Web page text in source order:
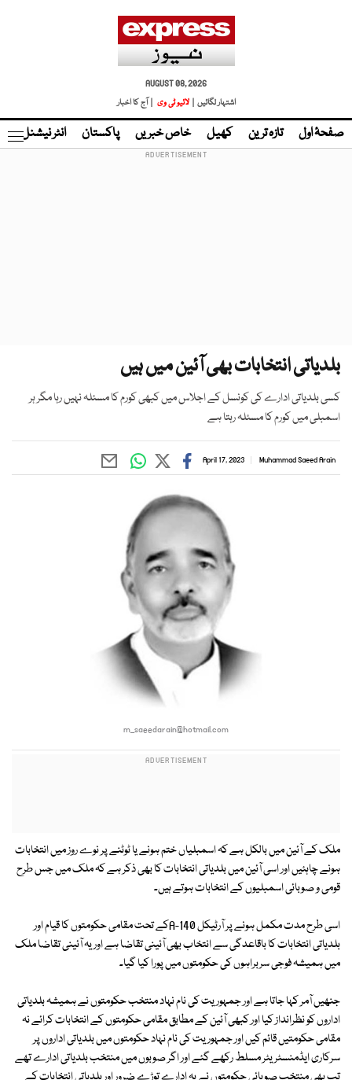
AUGUST 08, 2026
اشتہار لگائیں |
لائیو ٹی وی | آج کا اخبار
صفحۂ اول تازہ ترین کھیل خاص خبریں پاکستان انٹر نیشنل
بلدیاتی انتخابات بھی آئین میں ہیں
کسی بلدیاتی ادارے کی کونسل کے اجلاس میں کبھی کورم کا مسئلہ نہیں رہا مگر ہر
اسمبلی میں کورم کا مسئلہ رہتا ہے
Muhammad Saeed Arain
April 17, 2023
m_saeedarain@hotmail.com
ملک کے آئین میں بالکل ہے کہ اسمبلیاں ختم ہونے یا ٹوٹنے پر نوے روز میں انتخابات
ہونے چاہئیں اور اسی آئین میں بلدیاتی انتخابات کا بھی ذکر ہے کہ ملک میں جس طرح
قومی و صوبائی اسمبلیوں کے انتخابات ہوتے ہیں۔
اسی طرح مدت مکمل ہونے پر آرٹیکل 140-Aکے تحت مقامی حکومتوں کا قیام اور
بلدیاتی انتخابات کا باقاعدگی سے انتخاب بھی آئینی تقاضا ہے اور یہ آئینی تقاضا ملک
میں ہمیشہ فوجی سربراہوں کی حکومتوں میں پورا کیا گیا۔
جنھیں آمر کہا جاتا ہے اور جمہوریت کی نام نہاد منتخب حکومتوں نے ہمیشہ بلدیاتی
اداروں کو نظرانداز کیا اور کبھی آئین کے مطابق مقامی حکومتوں کے انتخابات کرائے نہ
مقامی حکومتیں قائم کیں اور جمہوریت کی نام نہاد حکومتوں میں بلدیاتی اداروں پر
سرکاری ایڈمنسٹریٹر مسلط رکھے گئے اور اگر صوبوں میں منتخب بلدیاتی ادارے تھے